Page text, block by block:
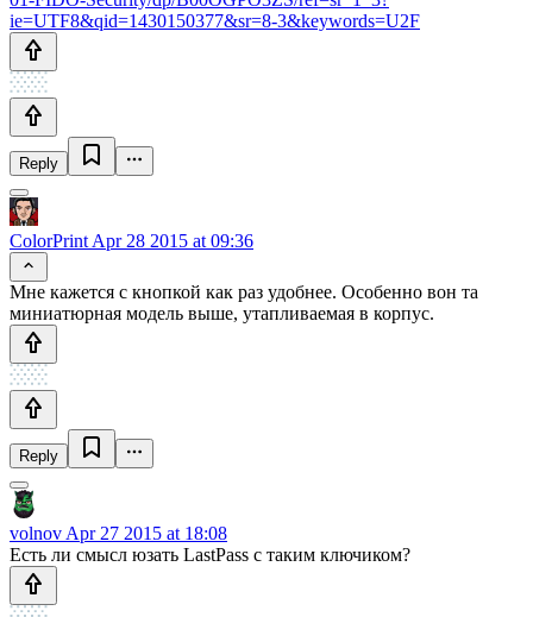
ie=UTF8&qid=1430150377&sr=8-3&keywords=U2F
Reply
ColorPrint Apr 28 2015 at 09:36
Мне кажется с кнопкой как раз удобнее. Особенно вон та
миниатюрная модель выше, утапливаемая в корпус.
Reply
volnov Apr 27 2015 at 18:08
Есть ли смысл юзать LastPass с таким ключиком?